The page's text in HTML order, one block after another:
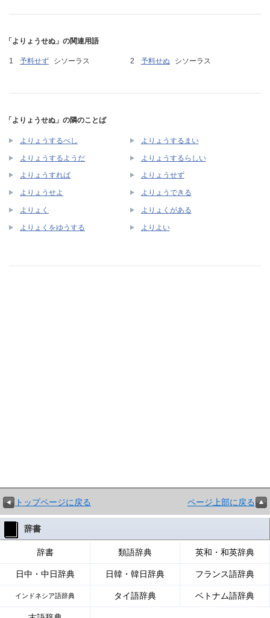
「よりょうせぬ」の関連用語
予料せず シソーラス 予料せぬ シソーラス
「よりょうせぬ」の隣のことば
よりょうするべし よりょうするまい
よりょうするようだ よりょうするらしい
よりょうすれば よりょうせず
よりょうせよ よりょうできる
よりょく よりょくがある
よりょくをゆうする よりよい
トップページに戻る ページ上部に戻る
辞書
辞書 類語辞典 英和・和英辞典
日中・中日辞典 日韓・韓日辞典 フランス語辞典
インドネシア語辞典 タイ語辞典 ベトナム語辞典